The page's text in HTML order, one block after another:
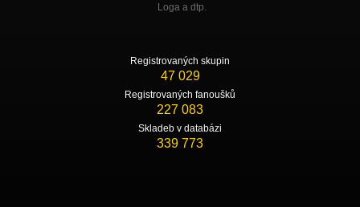
Loga a dtp.
Registrovaných skupin
47 029
Registrovaných fanoušků
227 083
Skladeb v databázi
339 773